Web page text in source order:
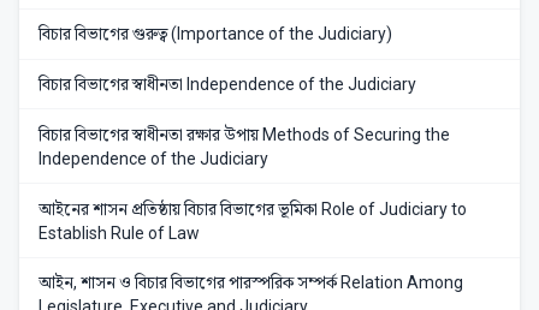
বিচার বিভাগের গুরুত্ব (Importance of the Judiciary)
বিচার বিভাগের স্বাধীনতা Independence of the Judiciary
বিচার বিভাগের স্বাধীনতা রক্ষার উপায় Methods of Securing the
Independence of the Judiciary
আইনের শাসন প্রতিষ্ঠায় বিচার বিভাগের ভূমিকা Role of Judiciary to
Establish Rule of Law
আইন, শাসন ও বিচার বিভাগের পারস্পরিক সম্পর্ক Relation Among